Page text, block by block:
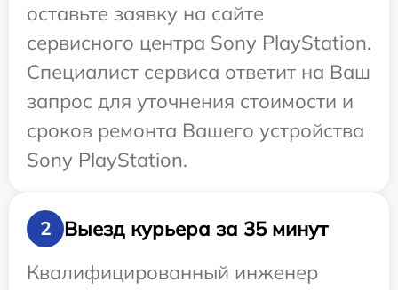
оставьте заявку на сайте
сервисного центра Sony PlayStation.
Специалист сервиса ответит на Ваш
запрос для уточнения стоимости и
сроков ремонта Вашего устройства
Sony PlayStation.
2
Выезд курьера за 35 минут
Квалифицированный инженер